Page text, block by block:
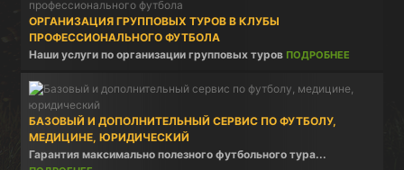
ОРГАНИЗАЦИЯ ГРУППОВЫХ ТУРОВ В КЛУБЫ
ПРОФЕССИОНАЛЬНОГО ФУТБОЛА
Наши услуги по организации групповых туров ПОДРОБНЕЕ
БАЗОВЫЙ И ДОПОЛНИТЕЛЬНЫЙ СЕРВИС ПО ФУТБОЛУ,
МЕДИЦИНЕ, ЮРИДИЧЕСКИЙ
Гарантия максимально полезного футбольного тура...